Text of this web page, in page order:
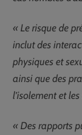
« Le risque de
inclut des
physiques et
ainsi que des
l’isolement et
« Des rapports